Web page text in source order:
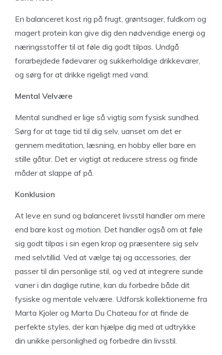
En balanceret kost rig på frugt, grøntsager, fuldkorn og
magert protein kan give dig den nødvendige energi og
næringsstoffer til at føle dig godt tilpas. Undgå
forarbejdede fødevarer og sukkerholdige drikkevarer,
og sørg for at drikke rigeligt med vand.
Mental Velvære
Mental sundhed er lige så vigtig som fysisk sundhed.
Sørg for at tage tid til dig selv, uanset om det er
gennem meditation, læsning, en hobby eller bare en
stille gåtur. Det er vigtigt at reducere stress og finde
måder at slappe af på.
Konklusion
At leve en sund og balanceret livsstil handler om mere
end bare kost og motion. Det handler også om at føle
sig godt tilpas i sin egen krop og præsentere sig selv
med selvtillid. Ved at vælge tøj og accessories, der
passer til din personlige stil, og ved at integrere sunde
vaner i din daglige rutine, kan du forbedre både dit
fysiske og mentale velvære. Udforsk kollektionerne fra
Marta Kjoler og Marta Du Chateau for at finde de
perfekte styles, der kan hjælpe dig med at udtrykke
din unikke personlighed og forbedre din livsstil.